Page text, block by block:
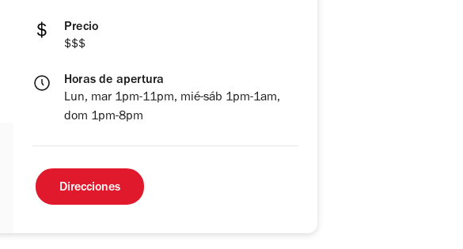
Precio
$$$
Horas de apertura
Lun, mar 1pm-11pm, mié-sáb 1pm-1am,
dom 1pm-8pm
Direcciones